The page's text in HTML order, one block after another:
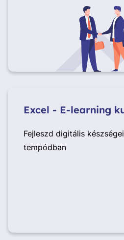
Excel - E-learning
Fejleszd digitális
tempódban